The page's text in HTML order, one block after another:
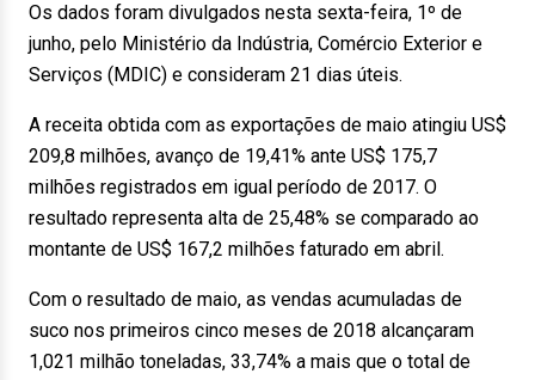
Os dados foram divulgados nesta sexta-feira, 1º de
junho, pelo Ministério da Indústria, Comércio Exterior e
Serviços (MDIC) e consideram 21 dias úteis.
A receita obtida com as exportações de maio atingiu US$
209,8 milhões, avanço de 19,41% ante US$ 175,7
milhões registrados em igual período de 2017. O
resultado representa alta de 25,48% se comparado ao
montante de US$ 167,2 milhões faturado em abril.
Com o resultado de maio, as vendas acumuladas de
suco nos primeiros cinco meses de 2018 alcançaram
1,021 milhão toneladas, 33,74% a mais que o total de